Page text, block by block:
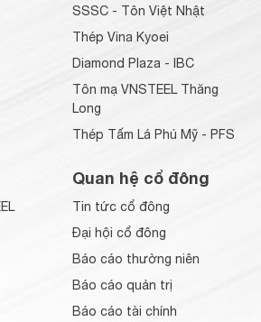
SSSC - Tôn Việt Nhật
Thép Vina Kyoei
Diamond Plaza - IBC
Tôn mạ VNSTEEL Thăng
Long
Thép Tấm Lá Phú Mỹ - PFS
Quan hệ cổ đông
Tin tức cổ đông
Đại hội cổ đông
Báo cáo thường niên
Báo cáo quản trị
Báo cáo tài chính